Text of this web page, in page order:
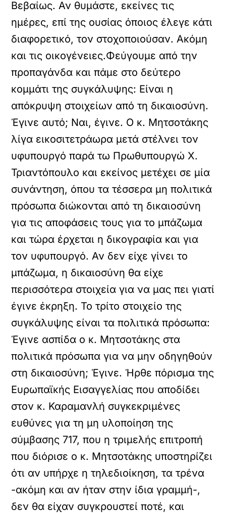
Βεβαίως. Αν θυμάστε, εκείνες τις
ημέρες, επί της ουσίας όποιος έλεγε κάτι
διαφορετικό, τον στοχοποιούσαν. Ακόμη
και τις οικογένειες.Φεύγουμε από την
προπαγάνδα και πάμε στο δεύτερο
κομμάτι της συγκάλυψης: Είναι η
απόκρυψη στοιχείων από τη δικαιοσύνη.
Έγινε αυτό; Ναι, έγινε. Ο κ. Μητσοτάκης
λίγα εικοσιτετράωρα μετά στέλνει τον
υφυπουργό παρά τω Πρωθυπουργώ Χ.
Τριαντόπουλο και εκείνος μετέχει σε μία
συνάντηση, όπου τα τέσσερα μη πολιτικά
πρόσωπα διώκονται από τη δικαιοσύνη
για τις αποφάσεις τους για το μπάζωμα
και τώρα έρχεται η δικογραφία και για
τον υφυπουργό. Αν δεν είχε γίνει το
μπάζωμα, η δικαιοσύνη θα είχε
περισσότερα στοιχεία για να μας πει γιατί
έγινε έκρηξη. Το τρίτο στοιχείο της
συγκάλυψης είναι τα πολιτικά πρόσωπα:
Έγινε ασπίδα ο κ. Μητσοτάκης στα
πολιτικά πρόσωπα για να μην οδηγηθούν
στη δικαιοσύνη; Έγινε. Ήρθε πόρισμα της
Ευρωπαϊκής Εισαγγελίας που αποδίδει
στον κ. Καραμανλή συγκεκριμένες
ευθύνες για τη μη υλοποίηση της
σύμβασης 717, που η τριμελής επιτροπή
που διόρισε ο κ. Μητσοτάκης υποστηρίζει
ότι αν υπήρχε η τηλεδιοίκηση, τα τρένα
-ακόμη και αν ήταν στην ίδια γραμμή-,
δεν θα είχαν συγκρουστεί ποτέ, και